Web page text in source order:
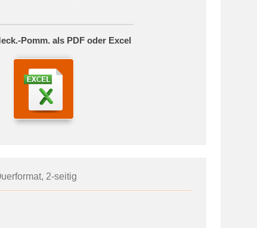
Pomm. als PDF oder Excel
2-seitig